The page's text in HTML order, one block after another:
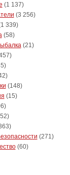
(1 137)
(3 256)
339)
(58)
(21)
(148)
(15)
(271)
(60)